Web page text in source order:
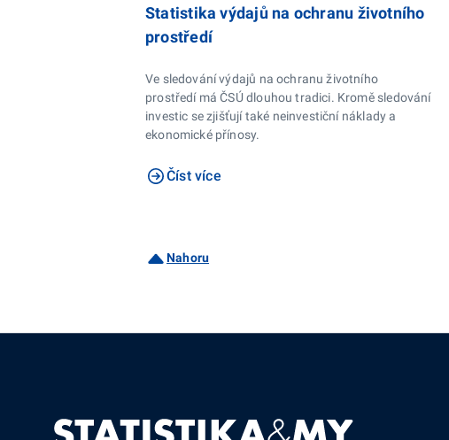
Statistika výdajů na ochranu životního
prostředí
Ve sledování výdajů na ochranu životního
prostředí má ČSÚ dlouhou tradici. Kromě sledování
investic se zjišťují také neinvestiční náklady a
ekonomické přínosy.
Číst více
Nahoru